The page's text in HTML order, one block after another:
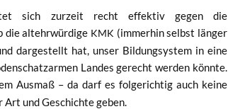
sich zur­zeit recht effek­tiv gegen die
die alt­ehr­wür­di­ge KMK (immer­hin selbst län­ger
dar­ge­stellt hat, unser Bil­dung­s­ys­tem in eine
Lan­des gerecht wer­den könn­te.
Aus­maß – da darf es fol­ge­rich­tig auch kei­ne
und Geschich­te geben.